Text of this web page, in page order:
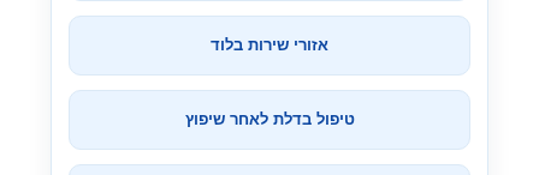
אזורי שירות בלוד
טיפול בדלת לאחר שיפוץ